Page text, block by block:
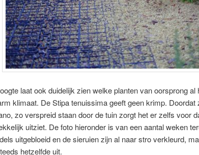
laat ook duidelijk zien welke planten van oorsprong al
klimaat. De Stipa tenuissima geeft geen krimp. Doordat
zo verspreid staan door de tuin zorgt het er zelfs voor
uitziet. De foto hieronder is van een aantal weken
uitgebloeid en de sieruien zijn al naar stro verkleurd,
hetzelfde uit.